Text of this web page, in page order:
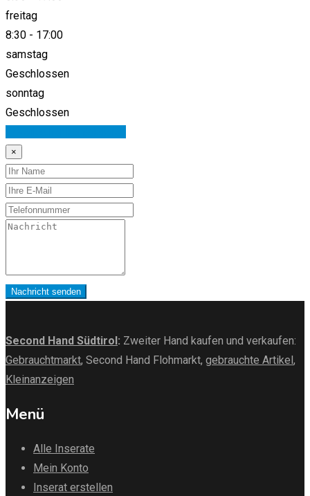
freitag
8:30 - 17:00
samstag
Geschlossen
sonntag
Geschlossen
×
Name
E-
Mail
Telefon
Nachricht
Nachricht senden
Second Hand Südtirol: Zweiter Hand kaufen und verkaufen:
Gebrauchtmarkt, Second Hand Flohmarkt, gebrauchte Artikel,
Kleinanzeigen
Menü
Alle Inserate
Mein Konto
Inserat erstellen